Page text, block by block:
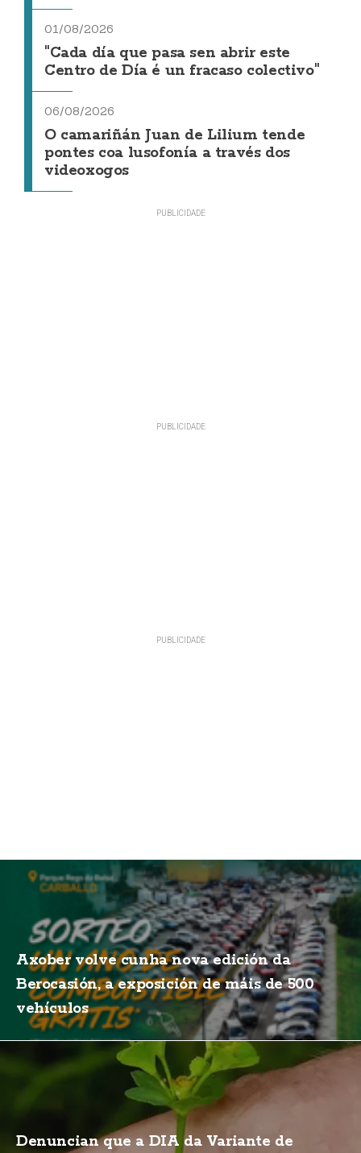
01/08/2026
"Cada día que pasa sen abrir este
Centro de Día é un fracaso colectivo"
06/08/2026
O camariñán Juan de Lilium tende
pontes coa lusofonía a través dos
videoxogos
Axober volve cunha nova edición da
Berocasión, a exposición de máis de 500
vehículos
Denuncian que a DIA da Variante de